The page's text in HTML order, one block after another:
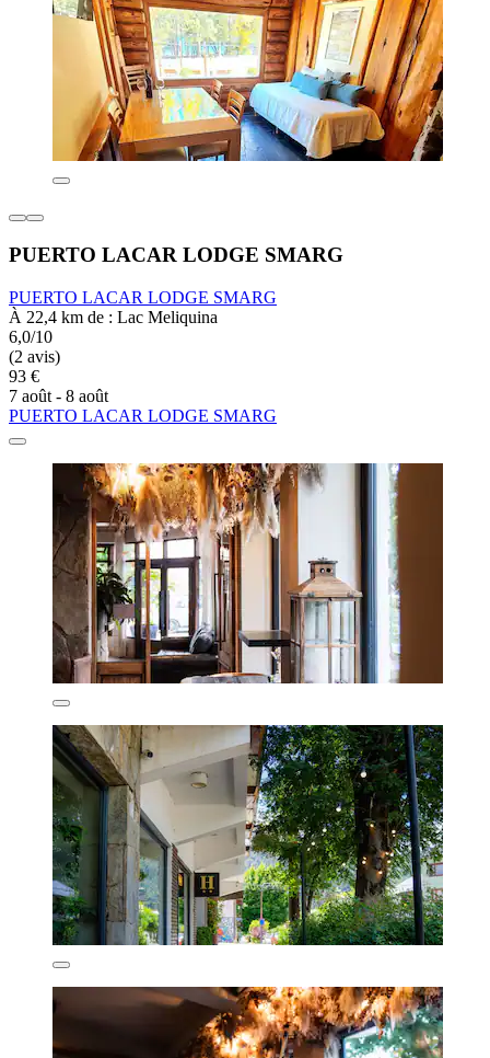
PUERTO LACAR LODGE SMARG
PUERTO LACAR LODGE SMARG
À 22,4 km de : Lac Meliquina
6,0/10
(2 avis)
93 €
7 août - 8 août
PUERTO LACAR LODGE SMARG